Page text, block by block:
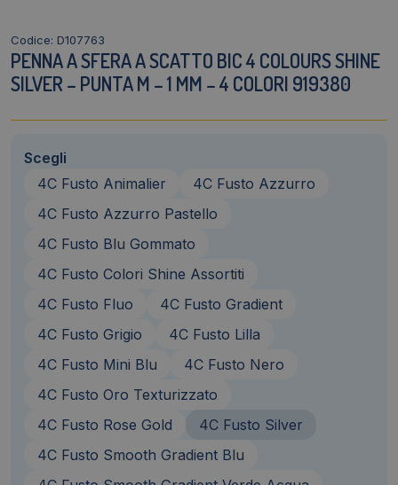
Codice: D107763
PENNA A SFERA A SCATTO BIC 4 COLOURS SHINE
SILVER – PUNTA M – 1 MM – 4 COLORI 919380
Scegli
4C Fusto Animalier
4C Fusto Azzurro
4C Fusto Azzurro Pastello
4C Fusto Blu Gommato
4C Fusto Colori Shine Assortiti
4C Fusto Fluo
4C Fusto Gradient
4C Fusto Grigio
4C Fusto Lilla
4C Fusto Mini Blu
4C Fusto Nero
4C Fusto Oro Texturizzato
4C Fusto Rose Gold
4C Fusto Silver
4C Fusto Smooth Gradient Blu